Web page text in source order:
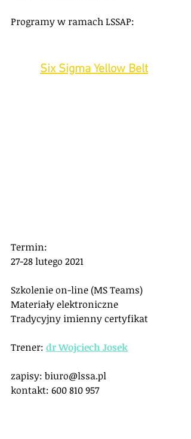
Programy w ramach LSSAP:
Six Sigma Yellow Belt
Termin:
27-28 lutego 2021
Szkolenie on-line (MS Teams)
Materiały elektroniczne
Tradycyjny imienny certyfikat
Trener: dr Wojciech Josek
zapisy: biuro@lssa.pl
kontakt: 600 810 957